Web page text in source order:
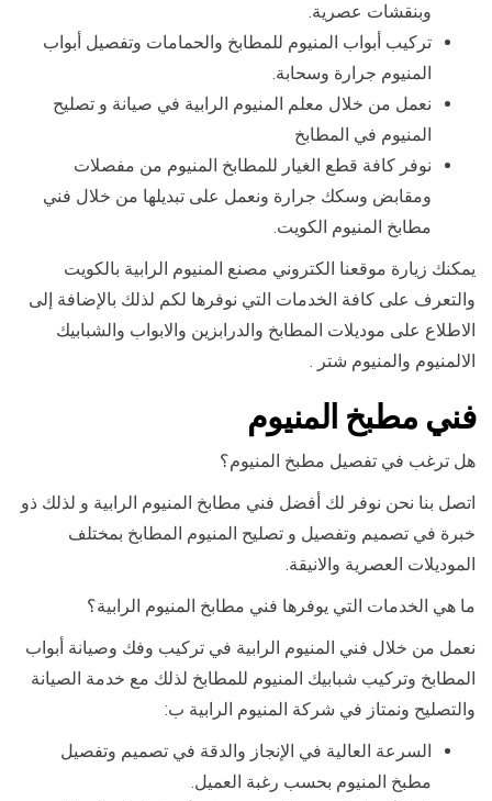
وبنقشات عصرية.
تركيب أبواب المنيوم للمطابخ والحمامات وتفصيل أبواب
المنيوم جرارة وسحابة.
نعمل من خلال معلم المنيوم الرابية في صيانة و تصليح
المنيوم في المطابخ
نوفر كافة قطع الغيار للمطابخ المنيوم من مفصلات
ومقابض وسكك جرارة ونعمل على تبديلها من خلال فني
مطابخ المنيوم الكويت.
يمكنك زيارة موقعنا الكتروني مصنع المنيوم الرابية بالكويت
والتعرف على كافة الخدمات التي نوفرها لكم لذلك بالإضافة إلى
الاطلاع على موديلات المطابخ والدرابزين والابواب والشبابيك
الالمنيوم والمنيوم شتر .
فني مطبخ المنيوم
هل ترغب في تفصيل مطبخ المنيوم؟
اتصل بنا نحن نوفر لك أفضل فني مطابخ المنيوم الرابية و لذلك ذو
خبرة في تصميم وتفصيل و تصليح المنيوم المطابخ بمختلف
الموديلات العصرية والانيقة.
ما هي الخدمات التي يوفرها فني مطابخ المنيوم الرابية؟
نعمل من خلال فني المنيوم الرابية في تركيب وفك وصيانة أبواب
المطابخ وتركيب شبابيك المنيوم للمطابخ لذلك مع خدمة الصيانة
والتصليح ونمتاز في شركة المنيوم الرابية ب:
السرعة العالية في الإنجاز والدقة في تصميم وتفصيل
مطبخ المنيوم بحسب رغبة العميل.